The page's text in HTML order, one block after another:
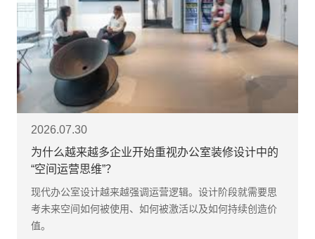
2026.07.30
为什么越来越多企业开始重视办公室装修设计中的
“空间运营思维”？
现代办公室设计越来越强调运营逻辑。设计阶段就需要思
考未来空间如何被使用、如何被激活以及如何持续创造价
值。